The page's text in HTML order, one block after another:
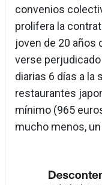
convenios
prolifera la
joven de 20 años
verse
diarias 6 días a la
restaurantes
mínimo (965
mucho menos,